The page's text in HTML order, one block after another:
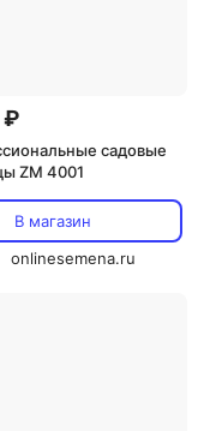
₽
садовые
ZM 4001
В магазин
onlinesemena.ru